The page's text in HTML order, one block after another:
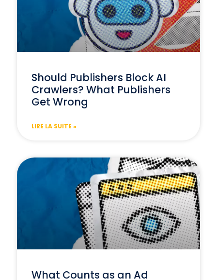
Should Publishers Block AI
Crawlers? What Publishers
Get Wrong
LIRE LA SUITE »
What Counts as an Ad